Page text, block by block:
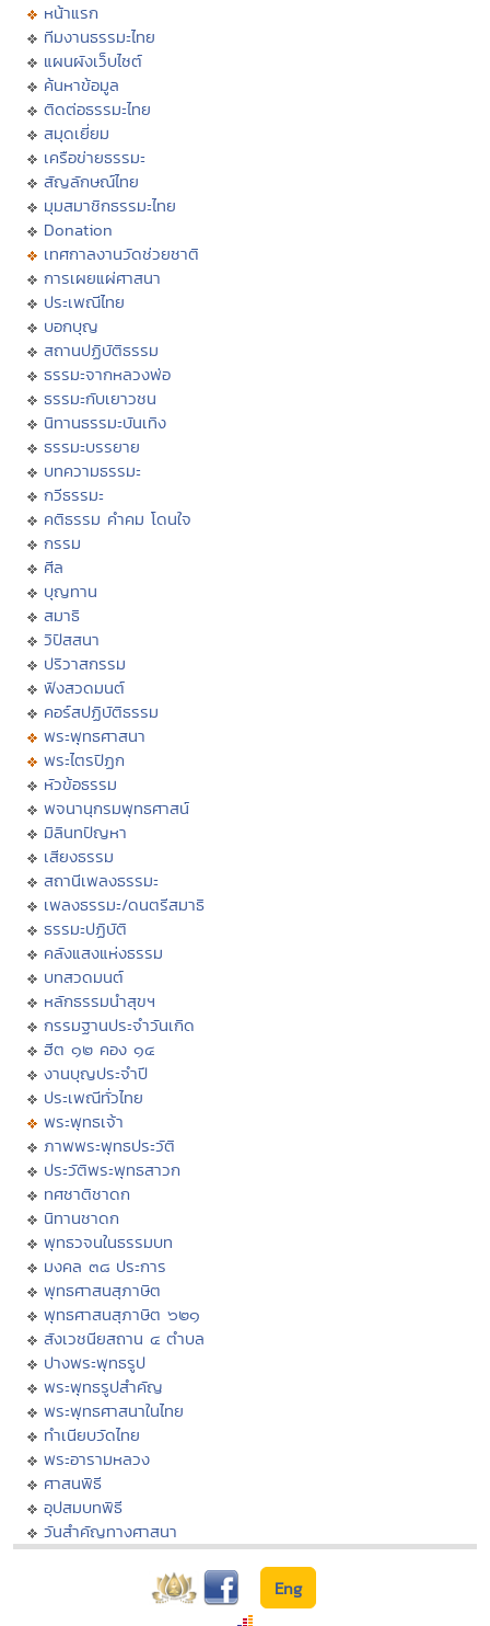
หน้าแรก
ทีมงานธรรมะไทย
แผนผังเว็บไซต์
ค้นหาข้อมูล
ติดต่อธรรมะไทย
สมุดเยี่ยม
เครือข่ายธรรมะ
สัญลักษณ์ไทย
มุมสมาชิกธรรมะไทย
Donation
เทศกาลงานวัดช่วยชาติ
การเผยแผ่ศาสนา
ประเพณีไทย
บอกบุญ
สถานปฏิบัติธรรม
ธรรมะจากหลวงพ่อ
ธรรมะกับเยาวชน
นิทานธรรมะบันเทิง
ธรรมะบรรยาย
บทความธรรมะ
กวีธรรมะ
คติธรรม คำคม โดนใจ
กรรม
ศีล
บุญทาน
สมาธิ
วิปัสสนา
ปริวาสกรรม
ฟังสวดมนต์
คอร์สปฏิบัติธรรม
พระพุทธศาสนา
พระไตรปิฏก
หัวข้อธรรม
พจนานุกรมพุทธศาสน์
มิลินทปัญหา
เสียงธรรม
สถานีเพลงธรรมะ
เพลงธรรมะ/ดนตรีสมาธิ
ธรรมะปฏิบัติ
คลังแสงแห่งธรรม
บทสวดมนต์
หลักธรรมนำสุขฯ
กรรมฐานประจำวันเกิด
ฮีต ๑๒ คอง ๑๔
งานบุญประจำปี
ประเพณีทั่วไทย
พระพุทธเจ้า
ภาพพระพุทธประวัติ
ประวัติพระพุทธสาวก
ทศชาติชาดก
นิทานชาดก
พุทธวจนในธรรมบท
มงคล ๓๘ ประการ
พุทธศาสนสุภาษิต
พุทธศาสนสุภาษิต ๖๒๑
สังเวชนียสถาน ๔ ตำบล
ปางพระพุทธรูป
พระพุทธรูปสำคัญ
พระพุทธศาสนาในไทย
ทำเนียบวัดไทย
พระอารามหลวง
ศาสนพิธี
อุปสมบทพิธี
วันสำคัญทางศาสนา
Eng